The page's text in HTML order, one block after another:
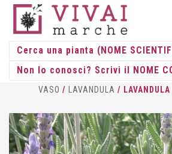
HOME/
VASO / LAVANDULA /